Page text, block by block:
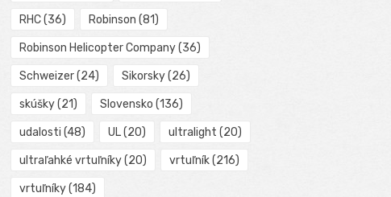
RHC(36) Robinson (81)
Robinson Helicopter Company(36)
Schweizer(24) Sikorsky(26)
skúšky(21) Slovensko (136)
udalosti (48) UL(20) ultralight (20)
ultraľahké vrtuľníky(20) vrtuľník(216)
vrtuľníky(184)